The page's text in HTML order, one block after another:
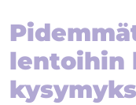
lentoihin